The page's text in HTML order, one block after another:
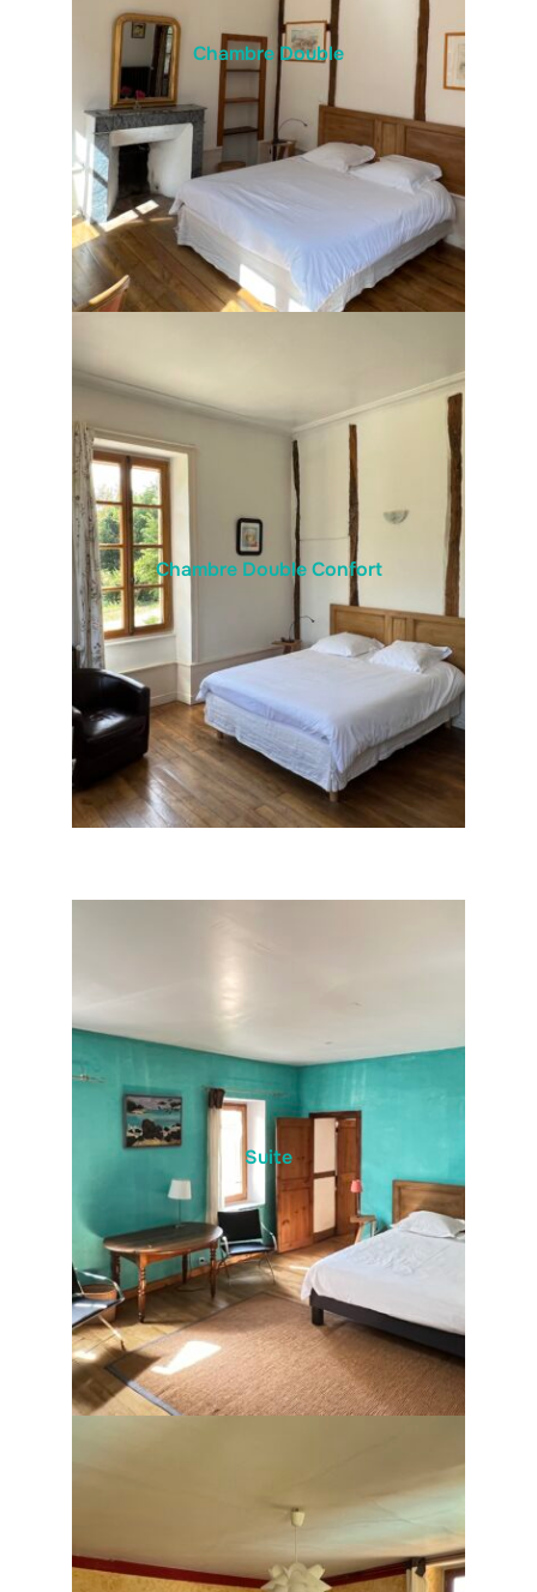
Chambre Double
Chambre Double Confort
Suite